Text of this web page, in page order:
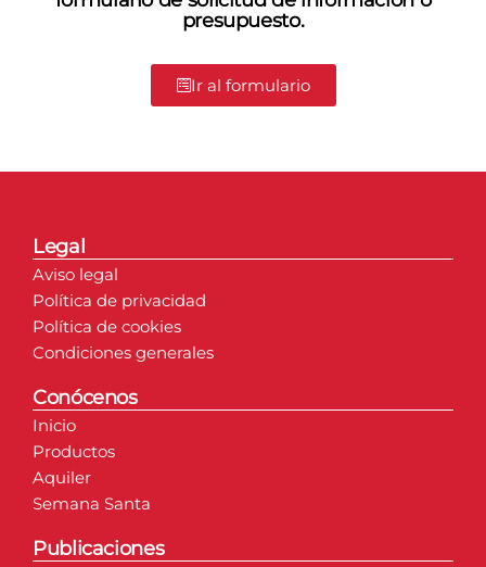
presupuesto.
Ir al formulario
Legal
Aviso legal
Política de privacidad
Política de cookies
Condiciones generales
Conócenos
Inicio
Productos
Aquiler
Semana Santa
Publicaciones